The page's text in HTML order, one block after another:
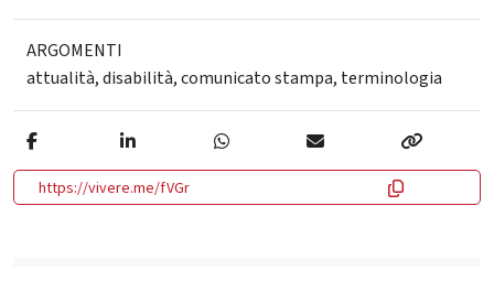
ARGOMENTI
attualità,disabilità,comunicato stampa, terminologia
https://vivere.me/fVGr